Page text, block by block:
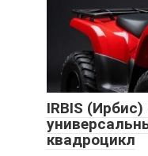
IRBIS
квадроцикл